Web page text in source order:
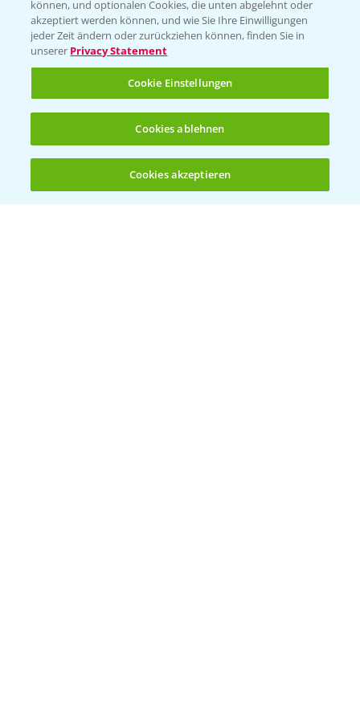
6:11
Standortreport Einbeck - Fungizidstrategien
im Vergleich
(noch 4)
können, und optionalen Cookies, die unten abgelehnt oder
akzeptiert werden können, und wie Sie Ihre Einwilligungen
jeder Zeit ändern oder zurückziehen können, finden Sie in
unserer Privacy Statement
Cookie Einstellungen
Cookies ablehnen
Cookies akzeptieren